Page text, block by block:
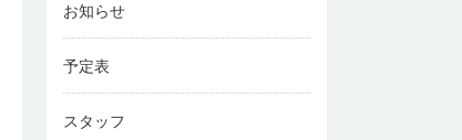
お知らせ
予定表
スタッフ